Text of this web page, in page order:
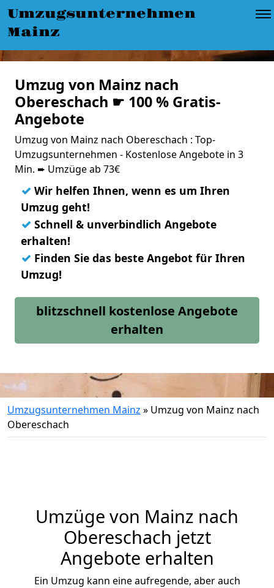
Umzugsunternehmen
Mainz
Umzug von Mainz nach
Obereschach ☛ 100 % Gratis-
Angebote
Umzug von Mainz nach Obereschach : Top-
Umzugsunternehmen - Kostenlose Angebote in 3
Min. ➨ Umzüge ab 73€
✓ Wir helfen Ihnen, wenn es um Ihren
Umzug geht!
✓ Schnell & unverbindlich Angebote
erhalten!
✓ Finden Sie das beste Angebot für Ihren
Umzug!
blitzschnell kostenlose Angebote
erhalten
Umzugsunternehmen Mainz » Umzug von Mainz nach
Obereschach
Umzüge von Mainz nach
Obereschach jetzt
Angebote erhalten
Ein Umzug kann eine aufregende, aber auch